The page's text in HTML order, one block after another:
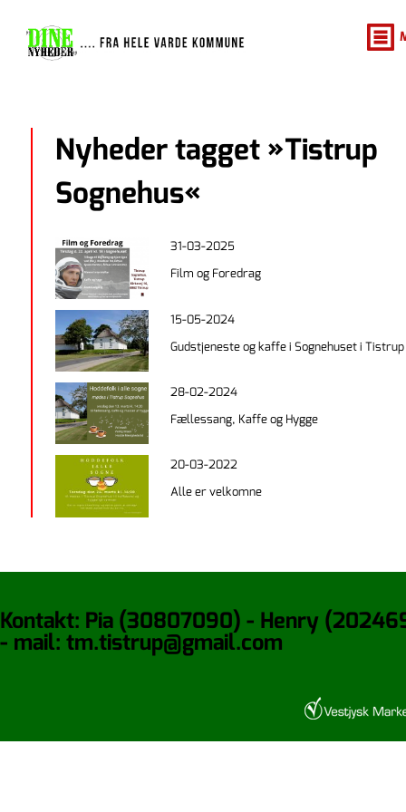
Nyheder tagget »Tistrup
Sognehus«
31-03-2025
Film og Foredrag
15-05-2024
Gudstjeneste og kaffe i Sognehuset i Tistrup
28-02-2024
Fællessang, Kaffe og Hygge
20-03-2022
Alle er velkomne
Kontakt: Pia (30807090) - Henry
- mail: tm.tistrup@gmail.com